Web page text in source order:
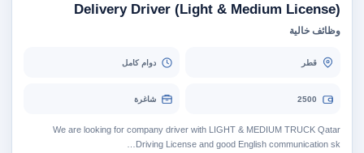
Delivery Driver (Light & Medium License)
وظائف خالية
قطر دوام كامل
2500 شاغرة
We are looking for company driver with LIGHT & MEDIUM TRUCK Qatar
Driving License and good English communication sk…